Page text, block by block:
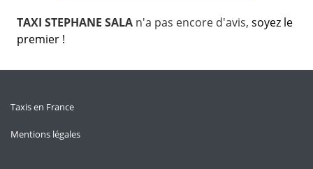
TAXI STEPHANE SALA n'a pas encore d'avis, soyez le
premier !
Taxis en France
Mentions légales